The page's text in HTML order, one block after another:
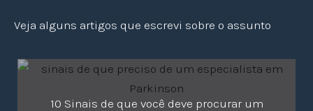
Veja alguns artigos que escrevi sobre o assunto
10 Sinais de que você deve procurar um